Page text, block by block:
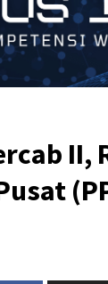
II,